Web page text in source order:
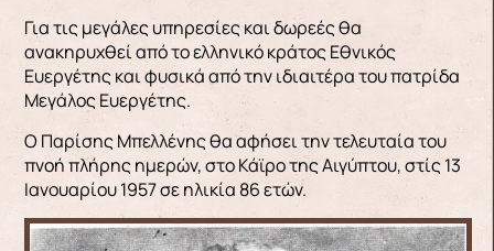
Για τις μεγάλες υπηρεσίες και δωρεές θα
ανακηρυχθεί από το ελληνικό κράτος Εθνικός
Ευεργέτης και φυσικά από την ιδιαιτέρα του πατρίδα
Μεγάλος Ευεργέτης.
Ο Παρίσης Μπελλένης θα αφήσει την τελευταία του
πνοή πλήρης ημερών, στο Κάϊρο της Αιγύπτου, στίς 13
Ιανουαρίου 1957 σε ηλικία 86 ετών.